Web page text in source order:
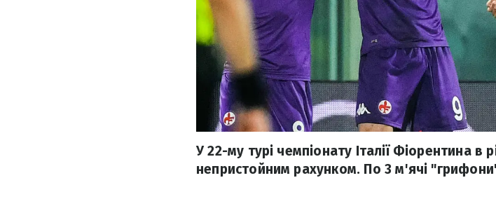
У 22-му турі чемпіонату Італії Фіорентина в
непристойним рахунком. По 3 м'ячі